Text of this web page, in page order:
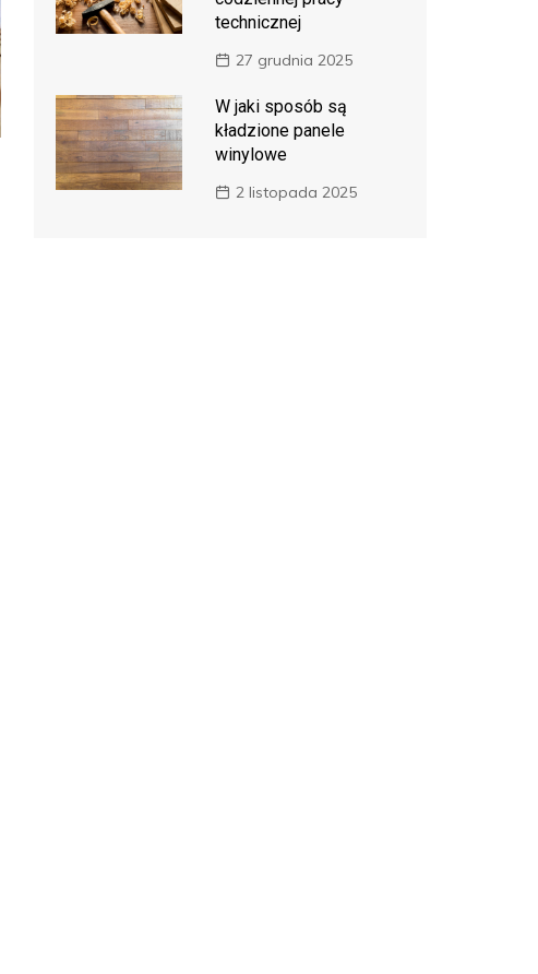
technicznej
27 grudnia 2025
W jaki sposób są
kładzione panele
winylowe
2 listopada 2025